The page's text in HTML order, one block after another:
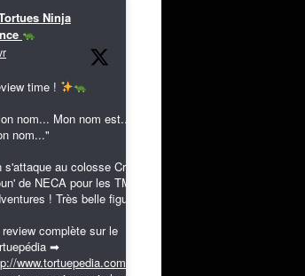
Ninja
time !
nom... Mon nom est...
nom..."
s'attaque au colosse Cryin'
de NECA pour les TMNT
! Très belle figurine !
review complète sur le
➡
www.tortuepedia.com/tmnt-